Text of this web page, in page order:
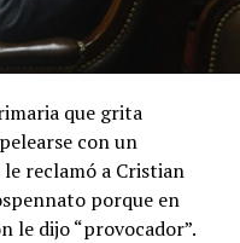
que grita
con un
reclamó a Cristian
porque en
le dijo “provocador”.